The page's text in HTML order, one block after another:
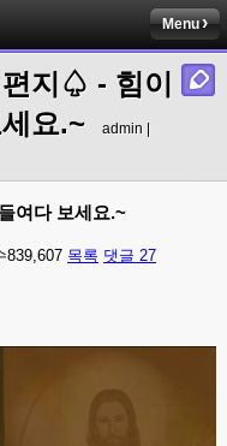
Menu
지♤ - 힘이
요.~
admin |
여다 보세요.~
839,607 목록 댓글 27